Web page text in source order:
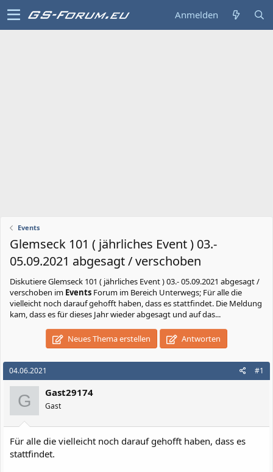
Anmelden
Events
Glemseck 101 ( jährliches Event ) 03.-
05.09.2021 abgesagt / verschoben
DiskutiereGlemseck 101 ( jährliches Event ) 03.- 05.09.2021 abgesagt /
verschoben im Events Forum im Bereich Unterwegs; Für alle die
vielleicht noch darauf gehofft haben, dass es stattfindet. Die Meldung
kam, dass es für dieses Jahr wieder abgesagt und auf das...
Neues Thema erstellen Antworten
04.06.2021 #1
G Gast29174
Gast
Für alle die vielleicht noch darauf gehofft haben, dass es
stattfindet.